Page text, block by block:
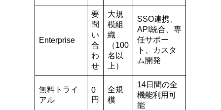
Enterprise
要
問
い
合
わ
せ
大規
模組
織
（100
名以
上）
SSO連携、
API統合、専
任サポー
ト、カスタ
ム開発
無料トライ
アル
0
円
全規
模
14日間の全
機能利用可
能